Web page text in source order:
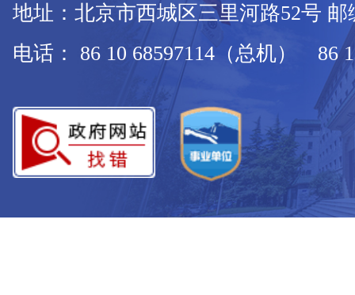
地址：北京市西城区三里河路52号 邮
电话： 86 10 68597114（总机） 86